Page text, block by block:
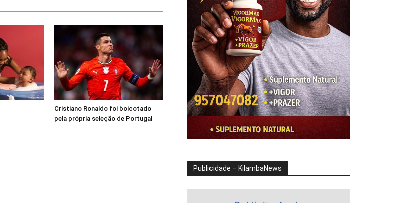
Cristiano Ronaldo foi boicotado
pela própria seleção de Portugal
Publicidade – KilambaNews